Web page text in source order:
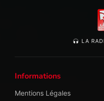
LA
Informations
Mentions Légales